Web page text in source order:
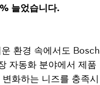
늘었습니다.
환경 속에서도 Bosch
자동화 분야에서 제품
화하는 니즈를 충족시